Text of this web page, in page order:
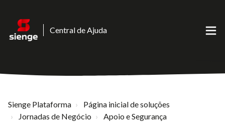
Central de Ajuda
Sienge Plataforma
Página inicial de soluções
Jornadas de Negócio
Apoio e Segurança